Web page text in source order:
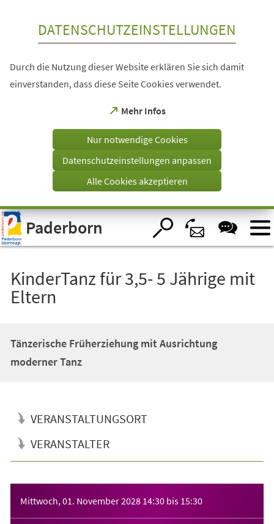
Visuelle
Assistenzsoftware
öffnen.
DATENSCHUTZEINSTELLUNGEN
Durch die Nutzung dieser Website erklären Sie sich damit
einverstanden, dass diese Seite Cookies verwendet.
Mehr Infos
(Öffnet
einem
Tab)
Nur notwendige Cookies
Datenschutzeinstellungen anpassen
Alle Cookies akzeptieren
Paderborn
KinderTanz für 3,5- 5 Jährige mit
Eltern
Tänzerische Früherziehung mit Ausrichtung
moderner Tanz
VERANSTALTUNGSORT
VERANSTALTER
Mittwoch, 01. November 2028 14:30 bis 15:30